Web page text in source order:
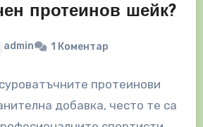
протеинов шейк?
admin 1 Коментар
протеинови
добавка, често те са